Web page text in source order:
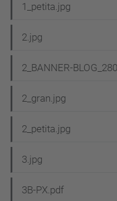
1_petita.jpg
2.jpg
2_BANNER-
2_gran.jpg
2_petita.jpg
3.jpg
3B-PX.pdf